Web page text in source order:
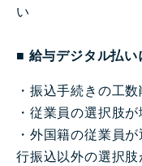
い
■ 給与デジタル払
・振込手続きの工
・従業員の選択肢
・外国籍の従業員
行振込以外の選択